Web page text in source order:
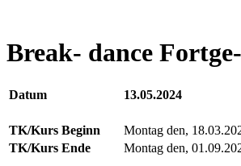
Break- dance
Datum 13.05.2024
TK/Kurs Beginn
Montag den,
TK/Kurs Ende
Montag den,